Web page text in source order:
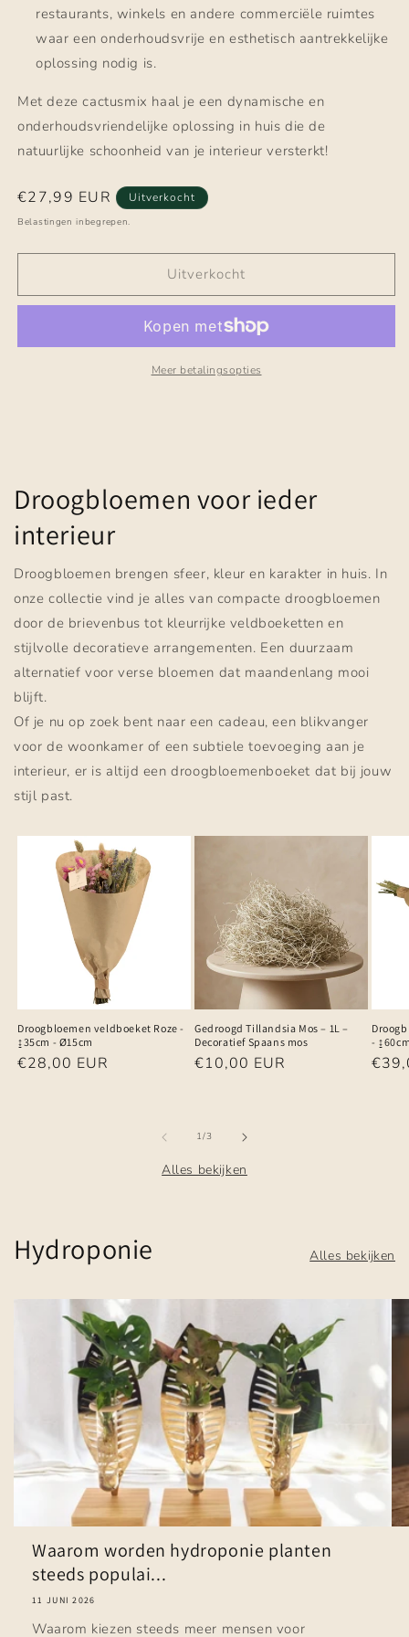
restaurants, winkels en andere commerciële ruimtes
waar een onderhoudsvrije en esthetisch aantrekkelijke
oplossing nodig is.
Met deze cactusmix haal je een dynamische en
onderhoudsvriendelijke oplossing in huis die de
natuurlijke schoonheid van je interieur versterkt!
Normale
prijs
€27,99 EUR Uitverkocht
Belastingen inbegrepen.
Uitverkocht
Meer betalingsopties
Droogbloemen voor ieder
interieur
Droogbloemen brengen sfeer, kleur en karakter in huis. In
onze collectie vind je alles van compacte droogbloemen
door de brievenbus tot kleurrijke veldboeketten en
stijlvolle decoratieve arrangementen. Een duurzaam
alternatief voor verse bloemen dat maandenlang mooi
blijft.
Of je nu op zoek bent naar een cadeau, een blikvanger
voor de woonkamer of een subtiele toevoeging aan je
interieur, er is altijd een droogbloemenboeket dat bij jouw
stijl past.
Droogbloemen veldboeket Roze -
↨35cm - Ø15cm
Normale
€28,00 EUR
Gedroogd Tillandsia Mos – 1L –
Decoratief Spaans mos
Normale
€10,00 EUR
-
1/van
3
Alles bekijken
Hydroponie Alles bekijken
Waarom worden hydroponie planten
steeds populai...
11 JUNI 2026
Waarom kiezen steeds meer mensen voor